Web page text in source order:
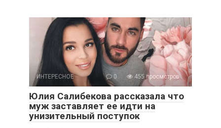
ИНТЕРЕСНОЕ 0 455 просмотров
Юлия Салибекова рассказала что
муж заставляет ее идти на
унизительный поступок